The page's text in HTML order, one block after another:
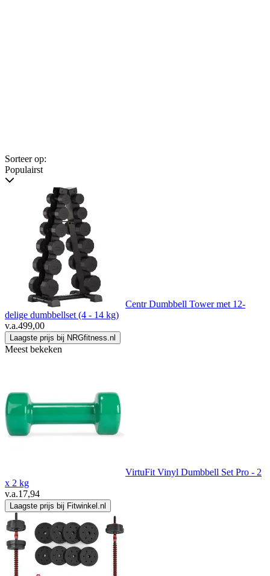
Sorteer op:
Populairst
Centr Dumbbell Tower met 12-
delige dumbbellset (4 - 14 kg)
v.a.499,00
Laagste prijs bij NRGfitness.nl
Meest bekeken
VirtuFit Vinyl Dumbbell Set Pro - 2
x 2 kg
v.a.17,94
Laagste prijs bij Fitwinkel.nl